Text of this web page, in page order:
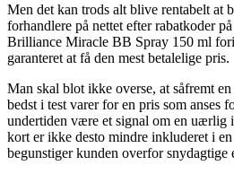
Men det kan trods alt blive rentabelt at
forhandlere på nettet efter rabatkoder
Brilliance Miracle BB Spray 150 ml
garanteret at få den mest betalelige pris.
Man skal blot ikke overse, at såfremt
bedst i test varer for en pris som anses
undertiden være et signal om en uærlig
kort er ikke desto mindre inkluderet i
begunstiger kunden overfor snydagtige